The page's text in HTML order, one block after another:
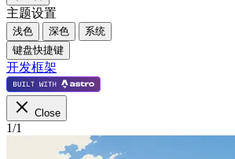
主题设置
浅色 深色
系统
键盘快捷键
开发框架
Close
1/1